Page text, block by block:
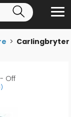
>Carlingbryter
Off
)